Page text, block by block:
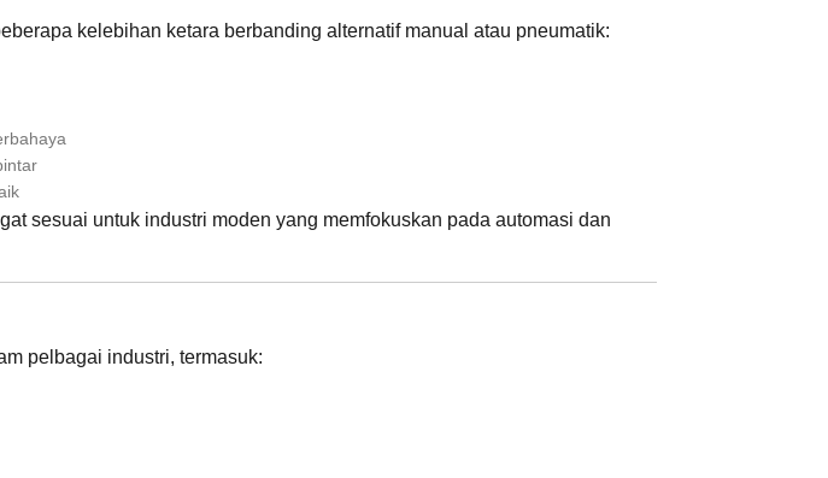
kelebihan ketara berbanding alternatif manual atau pneumatik:
sesuai untuk industri moden yang memfokuskan pada automasi dan
pelbagai industri, termasuk: